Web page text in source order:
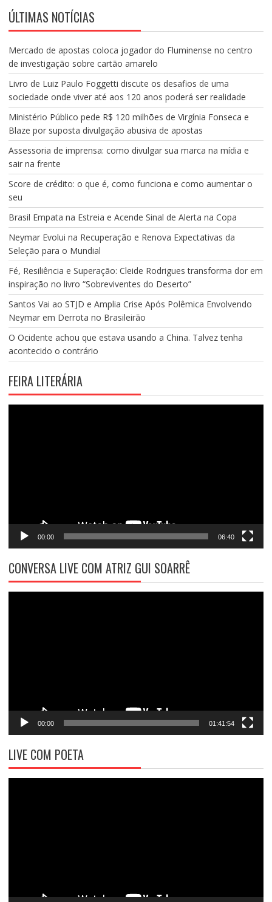
ÚLTIMAS NOTÍCIAS
Mercado de apostas coloca jogador do Fluminense no centro
de investigação sobre cartão amarelo
Livro de Luiz Paulo Foggetti discute os desafios de uma
sociedade onde viver até aos 120 anos poderá ser realidade
Ministério Público pede R$ 120 milhões de Virgínia Fonseca e
Blaze por suposta divulgação abusiva de apostas
Assessoria de imprensa: como divulgar sua marca na mídia e
sair na frente
Score de crédito: o que é, como funciona e como aumentar o
seu
Brasil Empata na Estreia e Acende Sinal de Alerta na Copa
Neymar Evolui na Recuperação e Renova Expectativas da
Seleção para o Mundial
Fé, Resiliência e Superação: Cleide Rodrigues transforma dor em
inspiração no livro “Sobreviventes do Deserto”
Santos Vai ao STJD e Amplia Crise Após Polêmica Envolvendo
Neymar em Derrota no Brasileirão
O Ocidente achou que estava usando a China. Talvez tenha
acontecido o contrário
FEIRA LITERÁRIA
00:00 06:40
CONVERSA LIVE COM ATRIZ GUI SOARRÊ
00:00 01:41:54
LIVE COM POETA